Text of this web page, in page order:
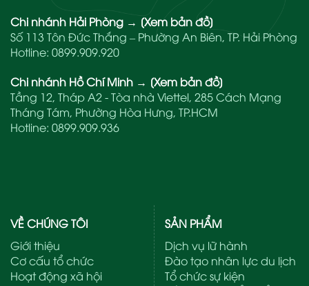
Chi nhánh Hải Phòng → [Xem bản đồ]
Số 113 Tôn Đức Thắng – Phường An Biên, TP. Hải Phòng
Hotline: 0899.909.920
Chi nhánh Hồ Chí Minh → [Xem bản đồ]
Tầng 12, Tháp A2 - Tòa nhà Viettel, 285 Cách Mạng
Tháng Tám, Phường Hòa Hưng, TP.HCM
Hotline: 0899.909.936
VỀ CHÚNG TÔI
Giới thiệu
Cơ cấu tổ chức
Hoạt động xã hội
SẢN PHẨM
Dịch vụ lữ hành
Đào tạo nhân lực du lịch
Tổ chức sự kiện